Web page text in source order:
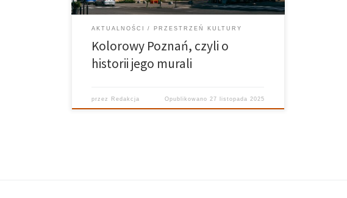
AKTUALNOŚCI PRZESTRZEŃ KULTURY
Kolorowy Poznań, czyli o
historii jego murali
przez Redakcja Opublikowano 27 listopada 2025